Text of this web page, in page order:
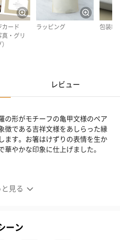
カード
真・グリ
ラッピング 包装紙
レビュー
見る
の形がモチーフの亀甲文様のペア
徴である吉祥文様をあしらった縁
ます。お箸はけずりの表情を生か
やかな印象に仕上げました。
ーン